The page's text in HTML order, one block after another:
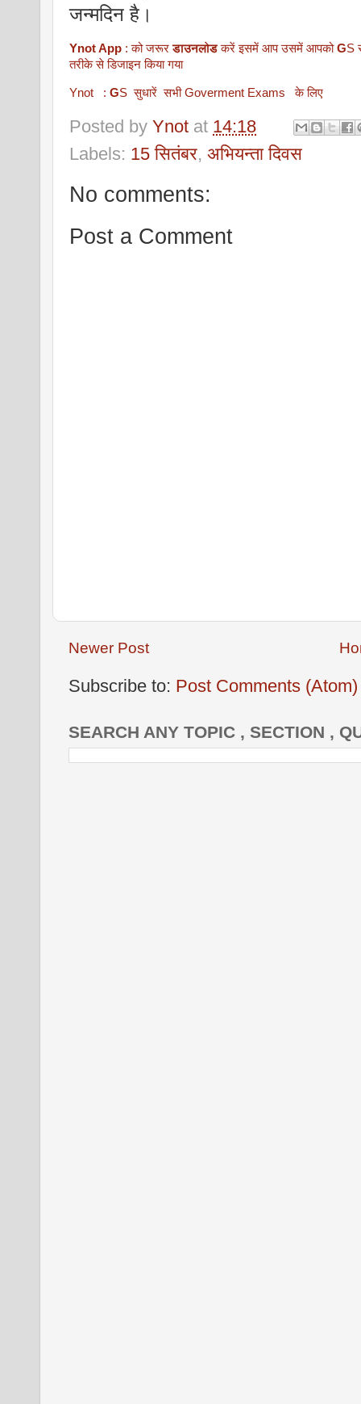
जन्मदिन है।
Ynot App : को जरूरडाउनलोडकरें इसमें आप उसमें आपकोGS
तरीके से डिजाइन किया गया
Ynot : GS सुधारें सभी Goverment Exams के लिए
Posted by Ynot at 14:18
Labels: 15 सितंबर, अभियन्ता दिवस
No comments:
Post a Comment
Newer Post
Subscribe to: Post Comments (Atom)
SEARCH ANY TOPIC , SECTION ,